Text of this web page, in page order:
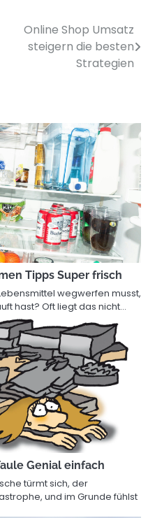
Online Shop Umsatz
steigern die besten
Strategien
Tipps Super frisch
wegwerfen musst,
hast? Oft liegt das nicht…
Genial einfach
türmt sich, der
und im Grunde fühlst